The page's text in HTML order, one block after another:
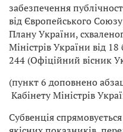
забезпечення
від Європейського
Плану України,
Міністрів України від
244 (Офіційний вісник
(пункт 6 доповнено
Кабінету Міністрів
Субвенція